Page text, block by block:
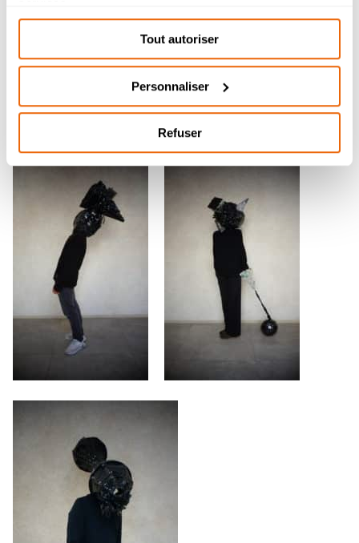
Tout autoriser
Personnaliser
Refuser
étudiés durant l’été.